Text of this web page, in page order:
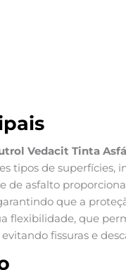
Vedacit Tinta
tipos de superfícies,
de asfalto
que a
flexibilidade, que
fissuras e